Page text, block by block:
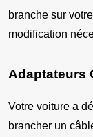
branche sur
modification
Adaptateurs
Votre voiture a
brancher un